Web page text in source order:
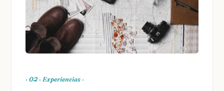
· 02 · Experiencias ·